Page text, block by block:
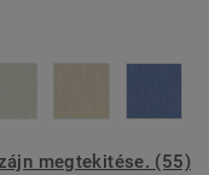
megtekitése. (55)